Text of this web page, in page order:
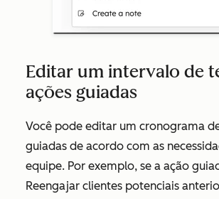
Editar um intervalo de
ações guiadas
Você pode editar um cronograma
guiadas de acordo com as
equipe. Por exemplo, se a ação
Reengajar clientes potenciais